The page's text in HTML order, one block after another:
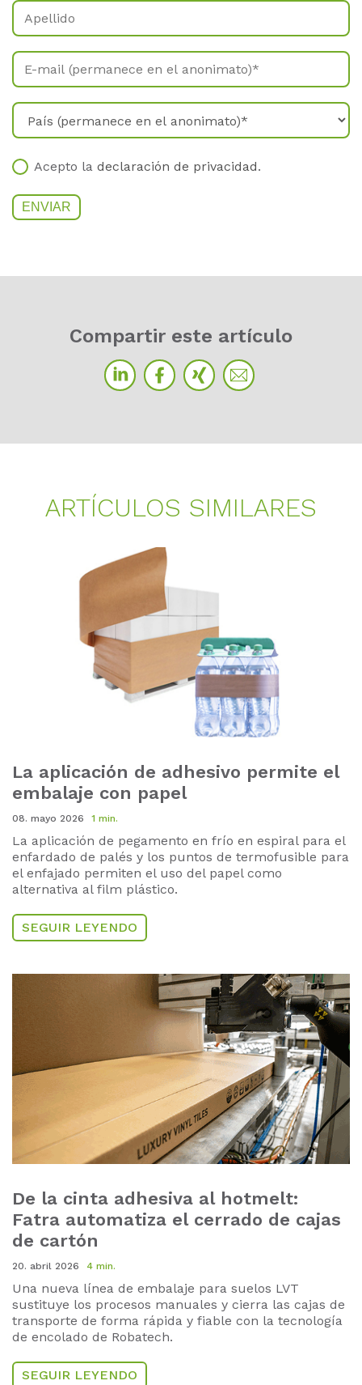
Acepto la declaración de privacidad.
Com­par­tir este ar­tí­cu­lo
AR­TÍ­CU­LOS SI­MI­LA­RES
La aplicación de adhesivo permite el
embalaje con papel
08. mayo 2026 1 min.
La aplicación de pegamento en frío en espiral para el
enfardado de palés y los puntos de termofusible para
el enfajado permiten el uso del papel como
alternativa al film plástico.
SEGUIR LEYENDO
De la cinta adhesiva al hotmelt:
Fatra automatiza el cerrado de cajas
de cartón
20. abril 2026 4 min.
Una nueva línea de embalaje para suelos LVT
sustituye los procesos manuales y cierra las cajas de
transporte de forma rápida y fiable con la tecnología
de encolado de Robatech.
SEGUIR LEYENDO